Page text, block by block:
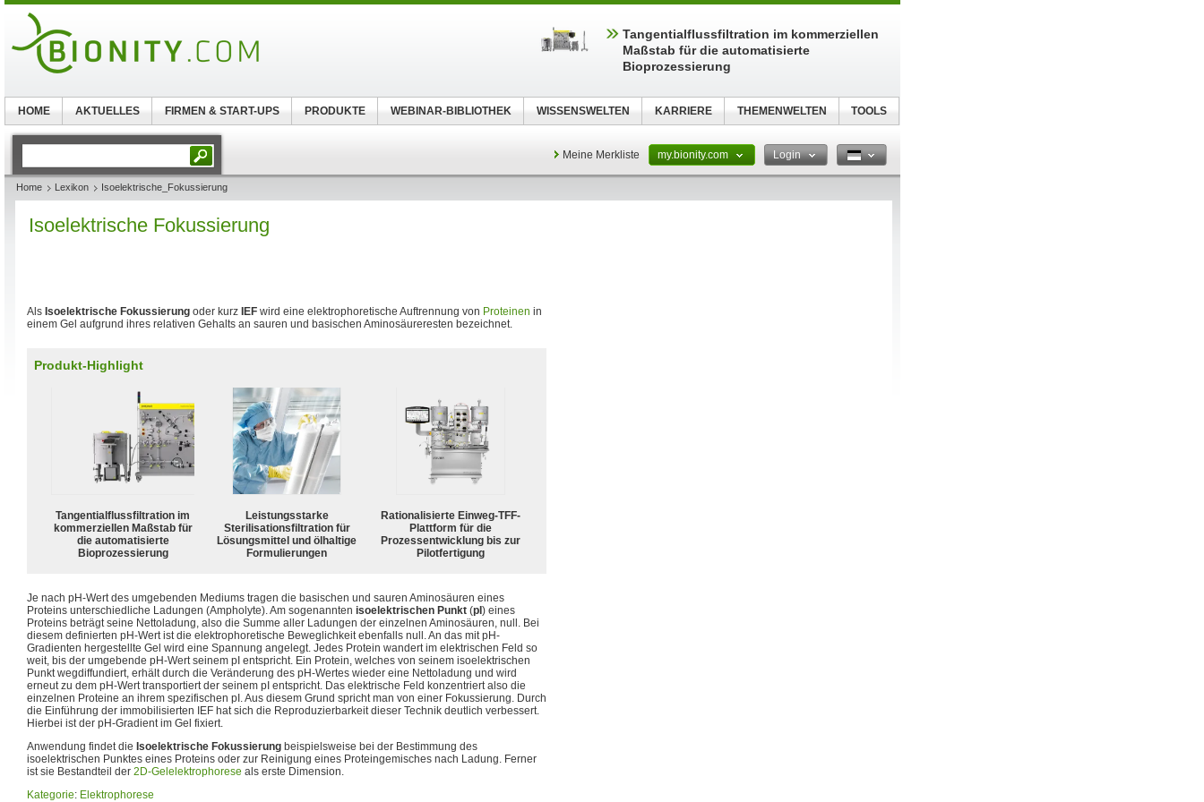
Meine Merkliste my.bionity.com Login
Home Lexikon Isoelektrische_Fokussierung
Isoelektrische Fokussierung
Als Isoelektrische Fokussierung oder kurz IEF wird eine elektrophoretische Auftrennung von Proteinen in
einem Gel aufgrund ihres relativen Gehalts an sauren und basischen Aminosäureresten bezeichnet.
Produkt-Highlight
Tangentialflussfiltration im
kommerziellen Maßstab für
die automatisierte
Bioprozessierung
Leistungsstarke
Sterilisationsfiltration für
Lösungsmittel und ölhaltige
Formulierungen
Rationalisierte Einweg-TFF-
Plattform für die
Prozessentwicklung bis zur
Pilotfertigung
Je nach pH-Wert des umgebenden Mediums tragen die basischen und sauren Aminosäuren eines
Proteins unterschiedliche Ladungen (Ampholyte). Am sogenannten isoelektrischen Punkt (pI ) eines
Proteins beträgt seine Nettoladung, also die Summe aller Ladungen der einzelnen Aminosäuren, null. Bei
diesem definierten pH-Wert ist die elektrophoretische Beweglichkeit ebenfalls null. An das mit pH-
Gradienten hergestellte Gel wird eine Spannung angelegt. Jedes Protein wandert im elektrischen Feld so
weit, bis der umgebende pH-Wert seinem pI entspricht. Ein Protein, welches von seinem isoelektrischen
Punkt wegdiffundiert, erhält durch die Veränderung des pH-Wertes wieder eine Nettoladung und wird
erneut zu dem pH-Wert transportiert der seinem pI entspricht. Das elektrische Feld konzentriert also die
einzelnen Proteine an ihrem spezifischen pI. Aus diesem Grund spricht man von einer Fokussierung. Durch
die Einführung der immobilisierten IEF hat sich die Reproduzierbarkeit dieser Technik deutlich verbessert.
Hierbei ist der pH-Gradient im Gel fixiert.
Anwendung findet die Isoelektrische Fokussierung beispielsweise bei der Bestimmung des
isoelektrischen Punktes eines Proteins oder zur Reinigung eines Proteingemisches nach Ladung. Ferner
ist sie Bestandteil der 2D-Gelelektrophorese als erste Dimension.
Kategorie: Elektrophorese
Tangentialflussfiltration im kommerziellen
Maßstab für die automatisierte
Bioprozessierung
HOME AKTUELLES FIRMEN & START-UPS PRODUKTE WEBINAR-BIBLIOTHEK WISSENSWELTEN KARRIERE THEMENWELTEN TOOLS